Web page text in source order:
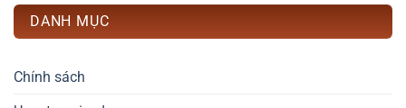
DANH MỤC
Chính sách